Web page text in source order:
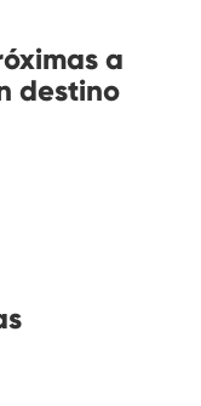
a
destino